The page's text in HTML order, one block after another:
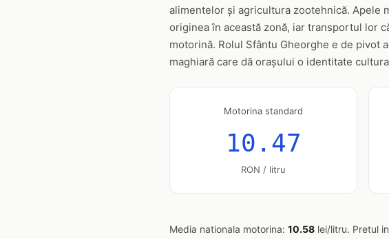
alimentelor și agricultura zootehnică. Apele
originea în această zonă, iar transportul lor
motorină. Rolul Sfântu Gheorghe e de
maghiară care dă orașului o identitate
Motorina standard
10.47
RON / litru
Media nationala motorina: 10.58 lei/litru. Pretul